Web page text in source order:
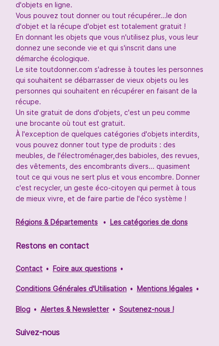
d'objets en ligne.
Vous pouvez tout donner ou tout récupérer...le don
d'objet et la récupe d'objet est totalement gratuit !
En donnant les objets que vous n'utilisez plus, vous leur
donnez une seconde vie et qui s'inscrit dans une
démarche écologique.
Le site toutdonner.com s'adresse à toutes les personnes
qui souhaitent se débarrasser de vieux objets ou les
personnes qui souhaitent en récupérer en faisant de la
récupe.
Un site gratuit de dons d'objets, c'est un peu comme
une brocante où tout est gratuit.
À l'exception de quelques catégories d'objets interdits,
vous pouvez donner tout type de produits : des
meubles, de l'électroménager,des babioles, des revues,
des vêtements, des encombrants divers... quasiment
tout ce qui vous ne sert plus et vous encombre. Donner
c'est recycler, un geste éco-citoyen qui permet à tous
de mieux vivre, et de faire partie de l'éco système !
Régions & Départements Les catégories de dons
Restons en contact
Contact Foire aux questions
Conditions Générales d'Utilisation Mentions légales
Blog Alertes & Newsletter Soutenez-nous !
Suivez-nous